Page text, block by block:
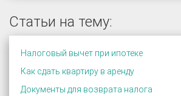
Статьи на тему:
Налоговый вычет при ипотеке
Как сдать квартиру в аренду
Документы для возврата налога